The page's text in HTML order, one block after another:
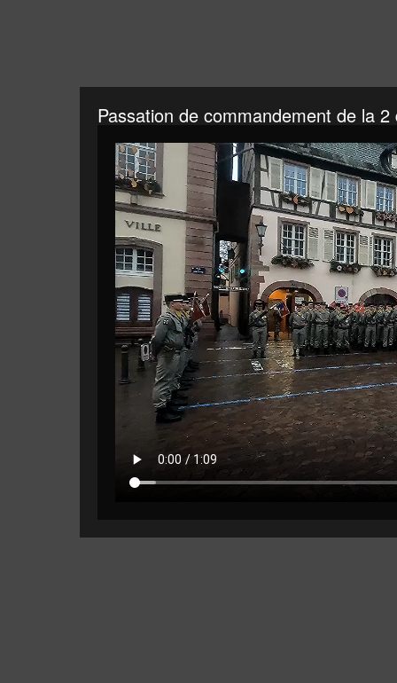
Passation de commandement de la